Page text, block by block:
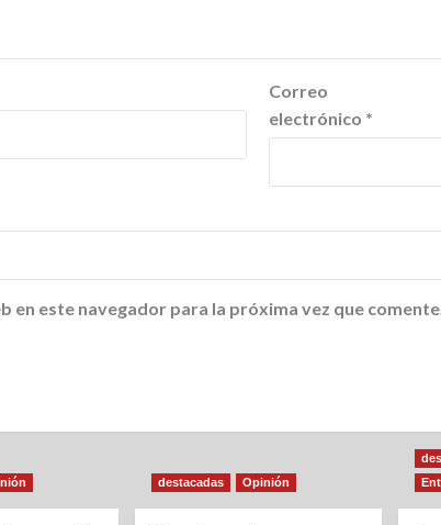
Correo
electrónico *
este navegador para la próxima vez que comente.
destacadas Opinión